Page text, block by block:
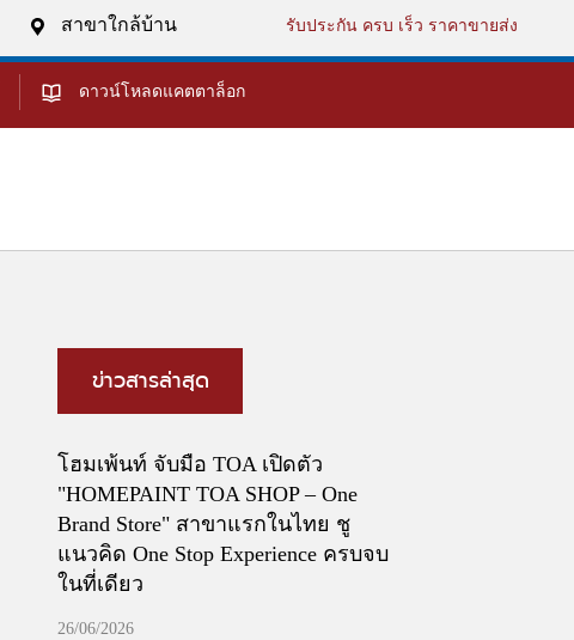
สาขาใกล้บ้าน รับประกัน ครบ เร็ว ราคาขายส่ง
ดาวน์โหลดแคตตาล็อก
ข่าวสารล่าสุด
โฮมเพ้นท์ จับมือ TOA เปิดตัว
"HOMEPAINT TOA SHOP – One
Brand Store" สาขาแรกในไทย ชู
แนวคิด One Stop Experience ครบจบ
ในที่เดียว
26/06/2026